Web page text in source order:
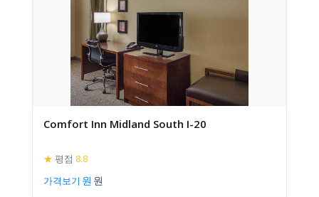
Comfort Inn Midland South I-20
★ 평점 8.8
가격보기